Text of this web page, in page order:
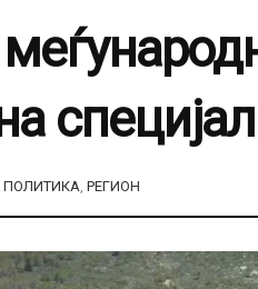
ПОЛИТИКА, РЕГИОН